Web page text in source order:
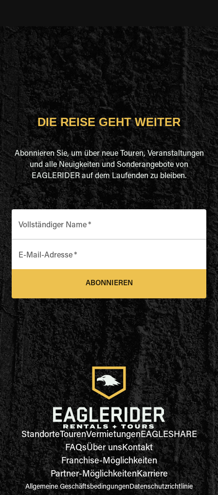
DIE REISE GEHT WEITER
Abonnieren Sie, um über neue Touren, Veranstaltungen
und alle Neuigkeiten und Sonderangebote von
EAGLERIDER auf dem Laufenden zu bleiben.
Vollständiger Name*
E-Mail-Adresse*
ABONNIEREN
StandorteTourenVermietungenEAGLESHARE
FAQsÜber unsKontakt
Franchise-Möglichkeiten
Partner-MöglichkeitenKarriere
Allgemeine GeschäftsbedingungenDatenschutzrichtlinie